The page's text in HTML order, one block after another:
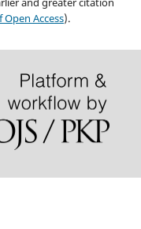
Open Access).